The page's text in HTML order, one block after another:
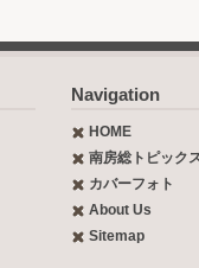
Navigation
HOME
南房総トピック
カバーフォト
About Us
Sitemap